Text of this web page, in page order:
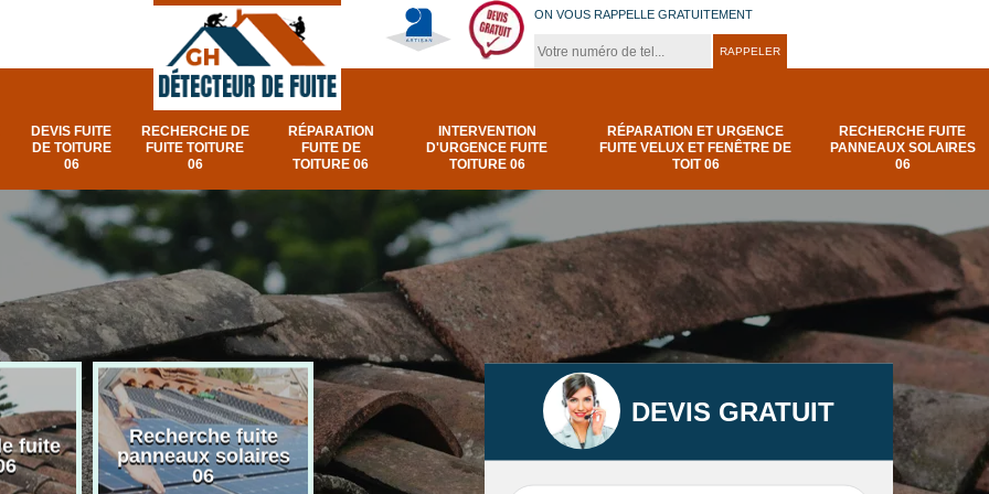
ON VOUS RAPPELLE GRATUITEMENT
DEVIS FUITE
DE TOITURE
06
RECHERCHE DE
FUITE TOITURE
06
RÉPARATION
FUITE DE
TOITURE 06
INTERVENTION
D'URGENCE FUITE
TOITURE 06
RÉPARATION ET URGENCE
FUITE VELUX ET FENÊTRE DE
TOIT 06
RECHERCHE FUITE
PANNEAUX SOLAIRES
06
fuite
Recherche fuite
panneaux solaires
06
Réparation et
urgence fuite velux
et fenêtre de toit 06
Réparation fuite de
toiture 06
Urgence et
depannage fuite
toiture-06
DEVIS GRATUIT